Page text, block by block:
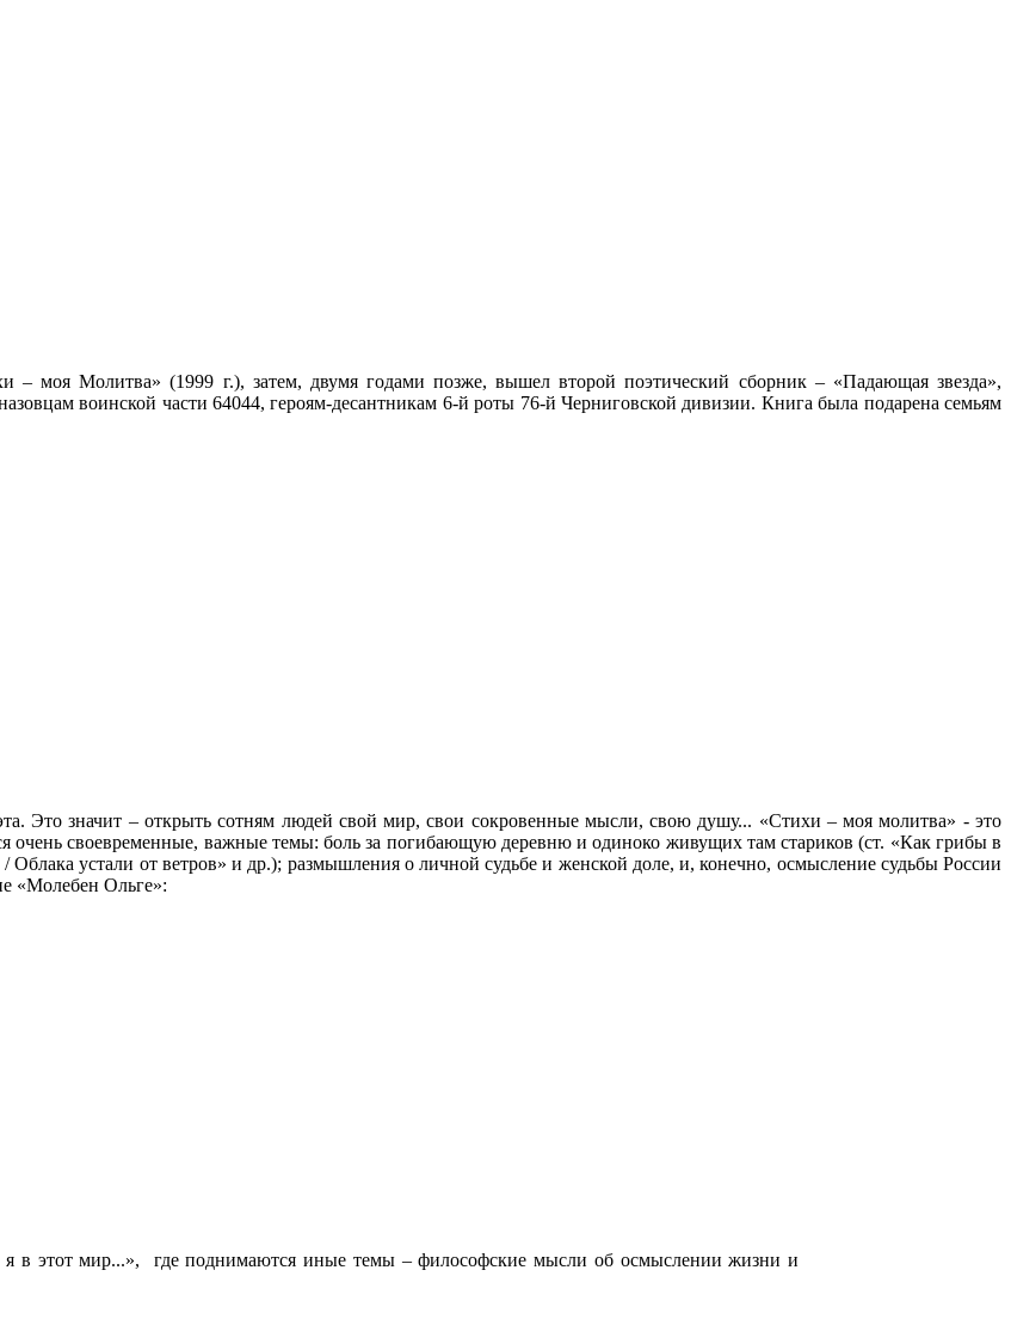
– моя Молитва» (1999 г.), затем, двумя годами позже, вышел второй поэтический сборник – «Падающая звезда»,
воинской части 64044, героям-десантникам 6-й роты 76-й Черниговской дивизии. Книга была подарена семьям
Это значит – открыть сотням людей свой мир, свои сокровенные мысли, свою душу... «Стихи – моя молитва» - это
очень своевременные, важные темы: боль за погибающую деревню и одиноко живущих там стариков (ст. «Как грибы в
устали от ветров» и др.); размышления о личной судьбе и женской доле, и, конечно, осмысление судьбы России
«Молебен Ольге»:
в этот мир...», где поднимаются иные темы – философские мысли об осмыслении жизни и